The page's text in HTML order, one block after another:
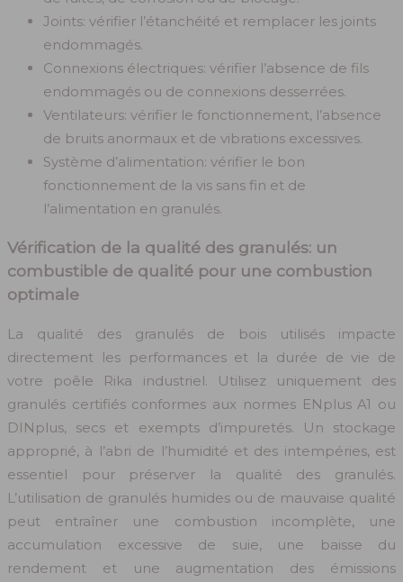
Joints: vérifier l’étanchéité et remplacer les joints
endommagés.
Connexions électriques: vérifier l’absence de fils
endommagés ou de connexions desserrées.
Ventilateurs: vérifier le fonctionnement, l’absence
de bruits anormaux et de vibrations excessives.
Système d’alimentation: vérifier le bon
fonctionnement de la vis sans fin et de
l’alimentation en granulés.
Vérification de la qualité des granulés: un
combustible de qualité pour une combustion
optimale
La qualité des granulés de bois utilisés impacte
directement les performances et la durée de vie de
votre poêle Rika industriel. Utilisez uniquement des
granulés certifiés conformes aux normes ENplus A1 ou
DINplus, secs et exempts d’impuretés. Un stockage
approprié, à l’abri de l’humidité et des intempéries, est
essentiel pour préserver la qualité des granulés.
L’utilisation de granulés humides ou de mauvaise qualité
peut entraîner une combustion incomplète, une
accumulation excessive de suie, une baisse du
rendement et une augmentation des émissions